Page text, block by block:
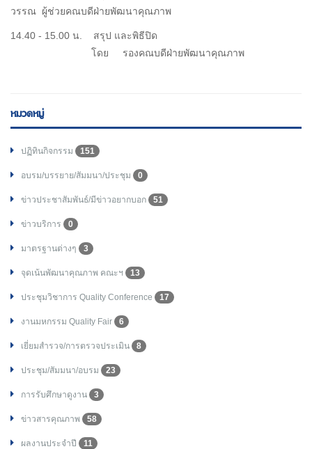
วรรณ ผู้ช่วยคณบดีฝ่ายพัฒนาคุณภาพ
14.40 - 15.00 น. สรุป และพิธีปิด
โดย รองคณบดีฝ่ายพัฒนาคุณภาพ
หมวดหมู่
ปฏิทินกิจกรรม 151
อบรม/บรรยาย/สัมมนา/ประชุม 0
ข่าวประชาสัมพันธ์/มีข่าวอยากบอก 51
ข่าวบริการ 0
มาตรฐานต่างๆ 3
จุดเน้นพัฒนาคุณภาพ คณะฯ 13
ประชุมวิชาการ Quality Conference 17
งานมหกรรม Quality Fair 6
เยี่ยมสำรวจ/การตรวจประเมิน 8
ประชุม/สัมมนา/อบรม 23
การรับศึกษาดูงาน 3
ข่าวสารคุณภาพ 58
ผลงานประจำปี 11